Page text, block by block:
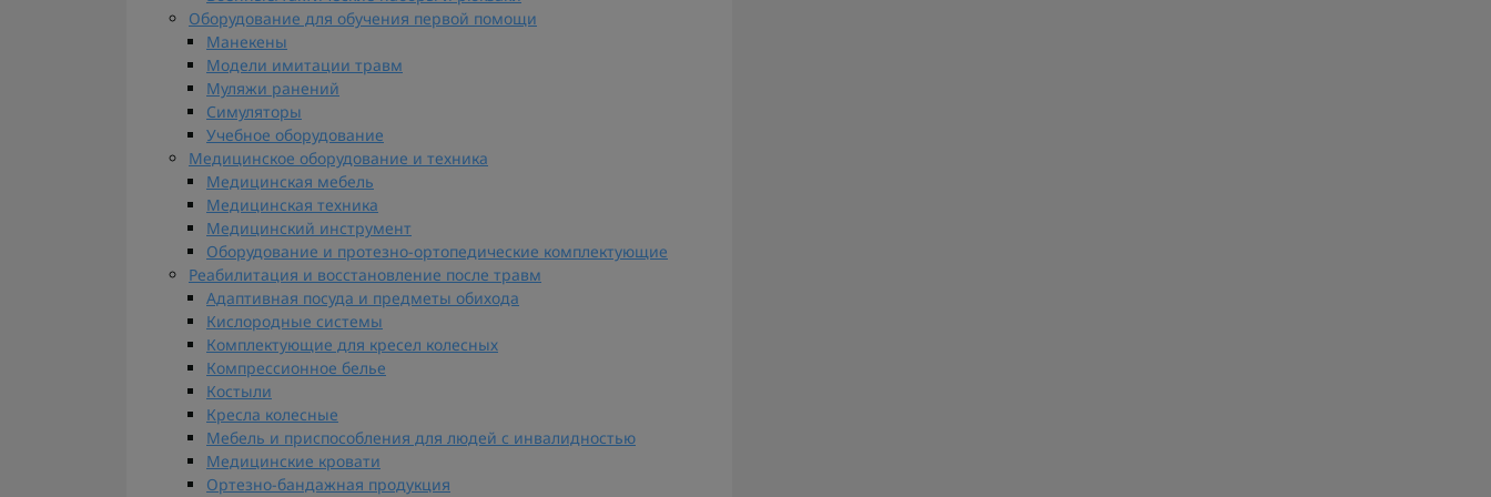
Оборудование для обучения первой помощи
Манекены
Модели имитации травм
Муляжи ранений
Симуляторы
Учебное оборудование
Медицинское оборудование и техника
Медицинская мебель
Медицинская техника
Медицинский инструмент
Оборудование и протезно-ортопедические комплектующие
Реабилитация и восстановление после травм
Адаптивная посуда и предметы обихода
Кислородные системы
Комплектующие для кресел колесных
Компрессионное белье
Костыли
Кресла колесные
Мебель и приспособления для людей с инвалидностью
Медицинские кровати
Ортезно-бандажная продукция